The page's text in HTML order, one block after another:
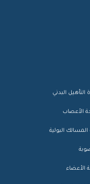
التأهيل البدني
الأعصاب
البولية
الأعضاء